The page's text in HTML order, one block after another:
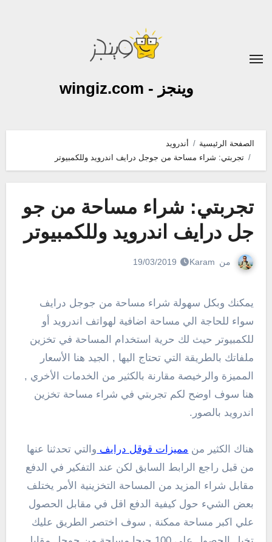
وينجز - wingiz.com
الصفحة الرئيسية
أندرويد
تجربتي: شراء مساحة من جوجل درايف اندرويد وللكمبيوتر
تجربتي: شراء مساحة من جو
جل درايف اندرويد وللكمبيوتر
من Karam
19/03/2019
يمكنك وبكل سهولة شراء مساحة من جوجل درايف
سواء للحاجة الي مساحة اضافية لهواتف اندرويد أو
للكمبيوتر حيث لك حرية استخدام المساحة في تخزين
ملفاتك بالطريقة التي تحتاج اليها , الجيد هنا الأسعار
المميزة والرخيصة مقارنة بالكثير من الخدمات الأخري ,
هنا سوف اوضح لكم تجربتي في شراء مساحة تخزين
اندرويد بالصور.
هناك الكثير من مميزات قوقل درايف والتي تحدثنا عنها
من قبل راجع الرابط السابق لكن عند التفكير في الدفع
مقابل شراء المزيد من المساحة التخزينية الأمر يختلف
بعض الشيء حول كيفية الدفع اقل في مقابل الحصول
علي اكبر مساحة ممكنة , سوف اختصر الطريق عليك